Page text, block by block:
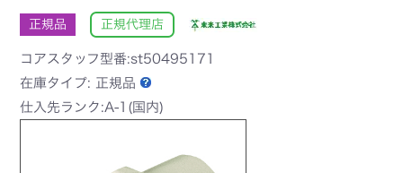
正規品 正規代理店
コアスタッフ型番:st50495171
在庫タイプ: 正規品
仕入先ランク:A-1(国内)